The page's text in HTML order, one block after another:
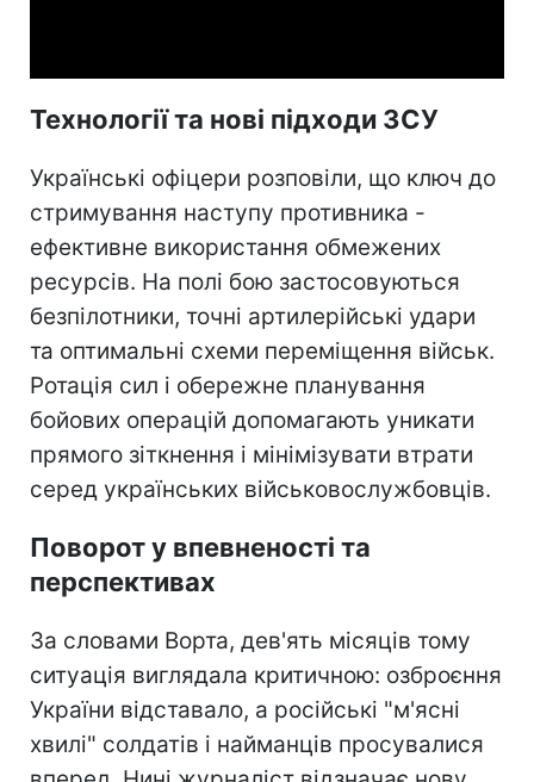
Технології та нові підходи ЗСУ
Українські офіцери розповіли, що ключ до
стримування наступу противника -
ефективне використання обмежених
ресурсів. На полі бою застосовуються
безпілотники, точні артилерійські удари
та оптимальні схеми переміщення військ.
Ротація сил і обережне планування
бойових операцій допомагають уникати
прямого зіткнення і мінімізувати втрати
серед українських військовослужбовців.
Поворот у впевненості та
перспективах
За словами Ворта, дев'ять місяців тому
ситуація виглядала критичною: озброєння
України відставало, а російські "м'ясні
хвилі" солдатів і найманців просувалися